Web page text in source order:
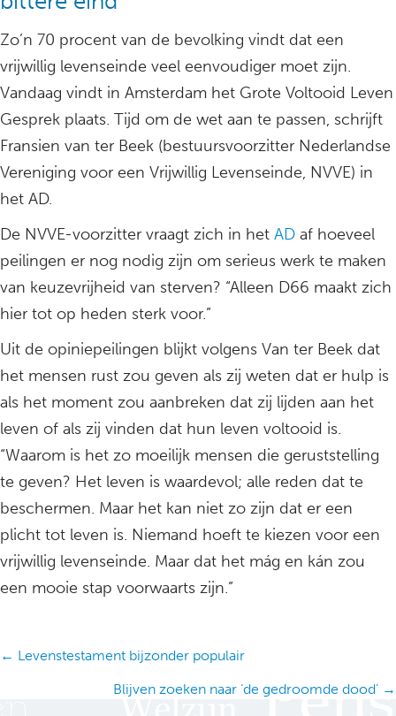
Zo’n 70 procent van de bevolking vindt dat een
vrijwillig levenseinde veel eenvoudiger moet zijn.
Vandaag vindt in Amsterdam het Grote Voltooid Leven
Gesprek plaats. Tijd om de wet aan te passen, schrijft
Fransien van ter Beek (bestuursvoorzitter Nederlandse
Vereniging voor een Vrijwillig Levenseinde, NVVE) in
het AD.
De NVVE-voorzitter vraagt zich in het AD af hoeveel
peilingen er nog nodig zijn om serieus werk te maken
van keuzevrijheid van sterven? “Alleen D66 maakt zich
hier tot op heden sterk voor.”
Uit de opiniepeilingen blijkt volgens Van ter Beek dat
het mensen rust zou geven als zij weten dat er hulp is
als het moment zou aanbreken dat zij lijden aan het
leven of als zij vinden dat hun leven voltooid is.
“Waarom is het zo moeilijk mensen die geruststelling
te geven? Het leven is waardevol; alle reden dat te
beschermen. Maar het kan niet zo zijn dat er een
plicht tot leven is. Niemand hoeft te kiezen voor een
vrijwillig levenseinde. Maar dat het mág en kán zou
een mooie stap voorwaarts zijn.”
Posts
← Levenstestament bijzonder populair
Blijven zoeken naar ‘de gedroomde dood’ →